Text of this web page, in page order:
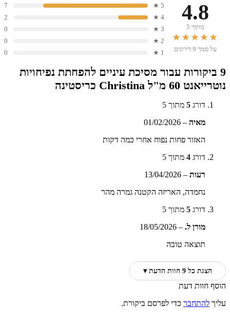
4.8
מתוך 5
★★★★★
על סמך 9 דירוגים
5 ★
7
4 ★
2
3 ★
0
2 ★
0
1 ★
0
9 ביקורות עבור
מסיכת עיניים להפחתת נפיחויות
נוטרייאנט 60 מ"ל Christina כריסטינה
דורג 5 מתוך 5
מאיה –
01/02/2026
האזור פחות נפוח אחרי כמה דקות
דורג 4 מתוך 5
רעות –
13/04/2026
נחמדה, האריזה הקטנה גמרה מהר
דורג 5 מתוך 5
מורן ל. –
18/05/2026
תוצאה טובה
הצגת כל 9 חוות הדעת ▾
הוסף חוות דעת
עליך להתחבר כדי לפרסם ביקורת.